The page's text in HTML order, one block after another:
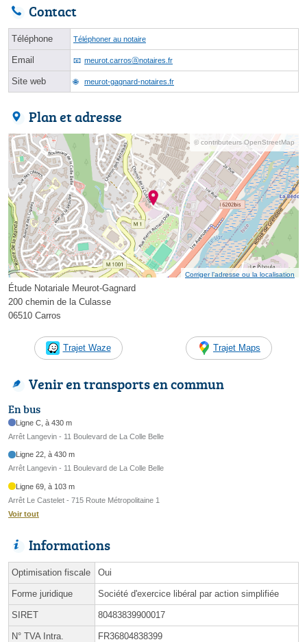
Contact
Téléphone Téléphoner au notaire
Email meurot.carrosⓐnotaires.fr
Site web meurot-gagnard-notaires.fr
Plan et adresse
© contributeurs OpenStreetMap
Corriger l’adresse ou la localisation
Étude Notariale Meurot-Gagnard
200 chemin de la Culasse
06510 Carros
Trajet Waze Trajet Maps
Venir en transports en commun
En bus
Ligne C, à 430 m
Arrêt Langevin - 11 Boulevard de La Colle Belle
Ligne 22, à 430 m
Arrêt Langevin - 11 Boulevard de La Colle Belle
Ligne 69, à 103 m
Arrêt Le Castelet - 715 Route Métropolitaine 1
Voir tout
Informations
Optimisation fiscale Oui
Forme juridique Société d'exercice libéral par action simplifiée
SIRET 80483839900017
N° TVA Intra. FR36804838399